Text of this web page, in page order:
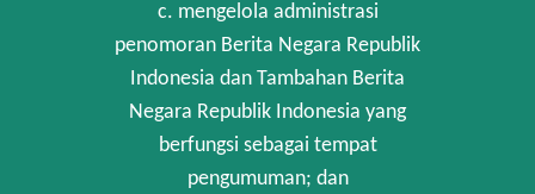
c. mengelola administrasi
penomoran Berita Negara Republik
Indonesia dan Tambahan Berita
Negara Republik Indonesia yang
berfungsi sebagai tempat
pengumuman; dan